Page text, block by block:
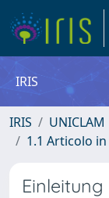
IRIS
IRIS UNICLAM
1.1 Articolo
Einleitung